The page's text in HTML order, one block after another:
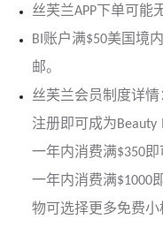
丝芙兰APP下单可能
BI账户满$50美国境
邮。
丝芙兰会员制度详情
注册即可成为Beauty
一年内消费满$350即
一年内消费满$1000
物可选择更多免费小